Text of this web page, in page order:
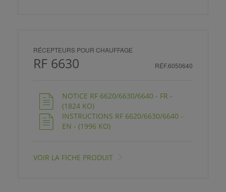
RÉCEPTEURS POUR CHAUFFAGE
RF 6630 RÉF.6050640
NOTICE RF 6620/6630/6640 - FR -
(1824 KO)
INSTRUCTIONS RF 6620/6630/6640 -
EN - (1996 KO)
VOIR LA FICHE PRODUIT